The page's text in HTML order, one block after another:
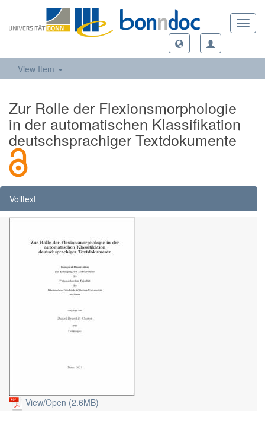
View Item
Zur Rolle der Flexionsmorphologie
in der automatischen Klassifikation
deutschsprachiger Textdokumente
Volltext
View/Open (2.6MB)